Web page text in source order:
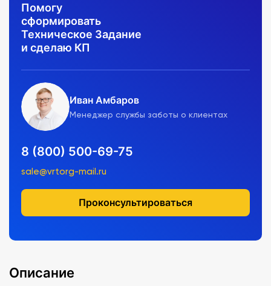
Помогу
сформировать
Техническое Задание
и сделаю КП
Иван Амбаров
Менеджер службы заботы о клиентах
8 (800) 500-69-75
sale@vrtorg-mail.ru
Проконсультироваться
Описание